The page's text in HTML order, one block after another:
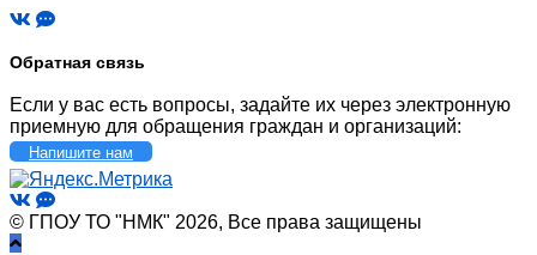
Обратная связь
Если у вас есть вопросы, задайте их через электронную
приемную для обращения граждан и организаций:
Напишите нам
© ГПОУ ТО "НМК" 2026, Все права защищены